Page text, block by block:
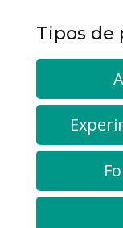
Tipos de